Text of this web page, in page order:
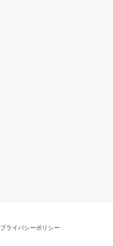
プライバシーポリシー